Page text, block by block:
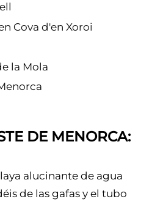
Cova d'en Xoroi
la Mola
DE MENORCA:
alucinante de agua
de las gafas y el tubo